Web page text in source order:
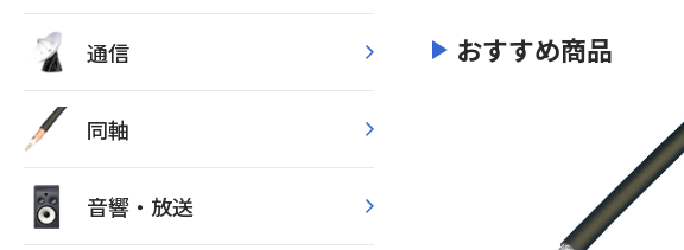
通信
同軸
音響・放送
おすすめ商品